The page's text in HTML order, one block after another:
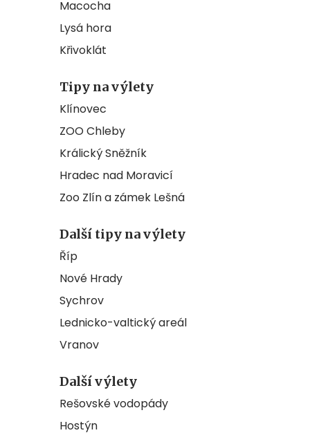
Macocha
Lysá hora
Křivoklát
Tipy na výlety
Klínovec
ZOO Chleby
Králický Sněžník
Hradec nad Moravicí
Zoo Zlín a zámek Lešná
Další tipy na výlety
Říp
Nové Hrady
Sychrov
Lednicko-valtický areál
Vranov
Další výlety
Rešovské vodopády
Hostýn